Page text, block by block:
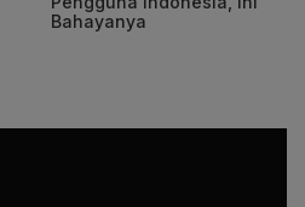
Bahayanya